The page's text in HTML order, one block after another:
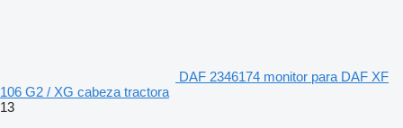
DAF 2346174 monitor para DAF XF
106 G2 / XG cabeza tractora
13